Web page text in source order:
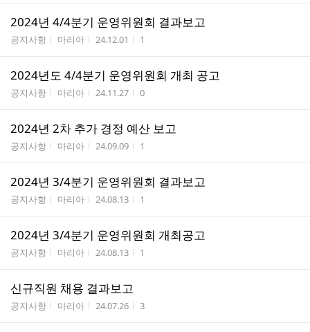
2024년 4/4분기 운영위원회 결과보고
게시판명
공지사항 작성자
마리아 작성시간
24.12.01 조회수
1
2024년도 4/4분기 운영위원회 개최 공고
게시판명
공지사항 작성자
마리아 작성시간
24.11.27 조회수
0
2024년 2차 추가 경정 예산 보고
게시판명
공지사항 작성자
마리아 작성시간
24.09.09 조회수
1
2024년 3/4분기 운영위원회 결과보고
게시판명
공지사항 작성자
마리아 작성시간
24.08.13 조회수
1
2024년 3/4분기 운영위원회 개최공고
게시판명
공지사항 작성자
마리아 작성시간
24.08.13 조회수
1
신규직원 채용 결과보고
게시판명
공지사항 작성자
마리아 작성시간
24.07.26 조회수
3